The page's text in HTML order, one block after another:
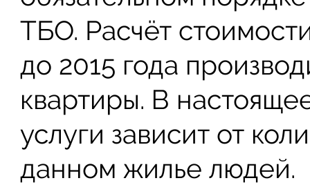
ТБО. Расчёт
до 2015 года
квартиры. В
услуги зависит от
данном жилье людей.